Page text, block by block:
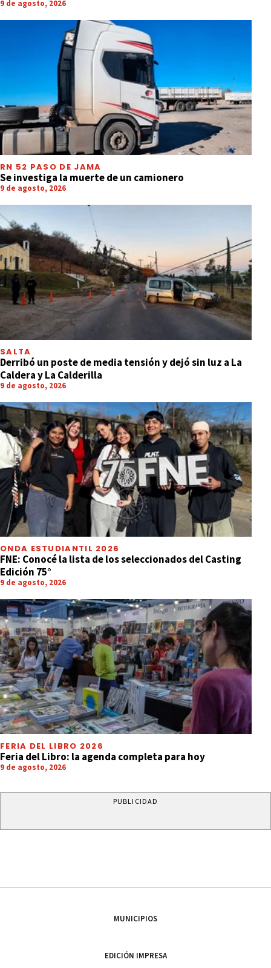
9 de agosto, 2026
RN 52 PASO DE JAMA
Se investiga la muerte de un camionero
9 de agosto, 2026
SALTA
Derribó un poste de media tensión y dejó sin luz a La
Caldera y La Calderilla
9 de agosto, 2026
ONDA ESTUDIANTIL 2026
FNE: Conocé la lista de los seleccionados del Casting
Edición 75°
9 de agosto, 2026
FERIA DEL LIBRO 2026
Feria del Libro: la agenda completa para hoy
9 de agosto, 2026
PUBLICIDAD
MUNICIPIOS
EDICIÓN IMPRESA